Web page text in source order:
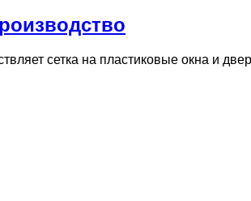
сетка на пластиковые окна и